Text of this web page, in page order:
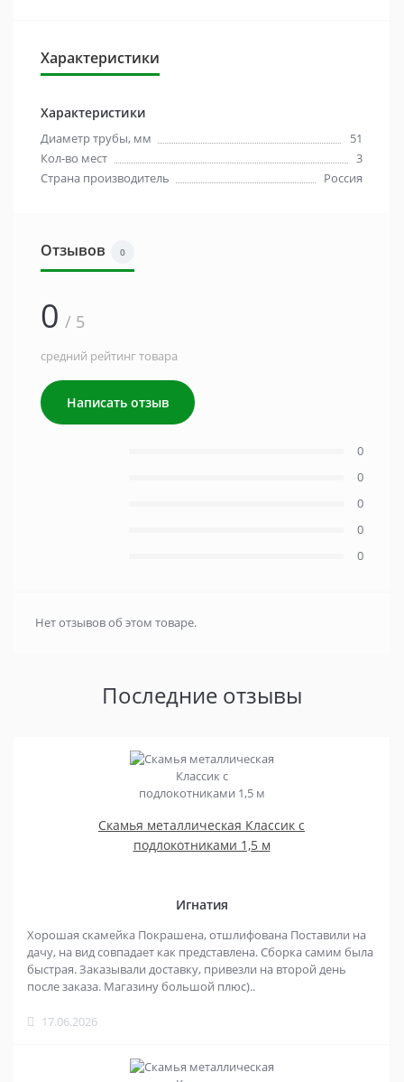
Характеристики
Характеристики
Диаметр трубы, мм
51
Кол-во мест
3
Страна производитель
Россия
Отзывов 0
0 / 5
средний рейтинг товара
Написать отзыв
0
0
0
0
0
Нет отзывов об этом товаре.
Последние отзывы
Скамья металлическая Классик с
подлокотниками 1,5 м
Игнатия
Хорошая скамейка Покрашена, отшлифована Поставили на
дачу, на вид совпадает как представлена. Сборка самим была
быстрая. Заказывали доставку, привезли на второй день
после заказа. Магазину большой плюс)..
17.06.2026